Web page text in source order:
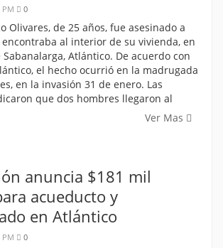
PM 0
Olivares, de 25 años, fue asesinado a
al interior de su vivienda, en
Atlántico. De acuerdo con
el hecho ocurrió en la madrugada
en la invasión 31 de enero. Las
que dos hombres llegaron al
Ver Mas
anuncia $181 mil
acueducto y
en Atlántico
PM 0